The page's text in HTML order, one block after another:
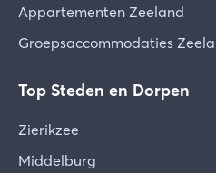
Appartementen Zeeland
Groepsaccommodaties
Top Steden en Dorpen
Zierikzee
Middelburg